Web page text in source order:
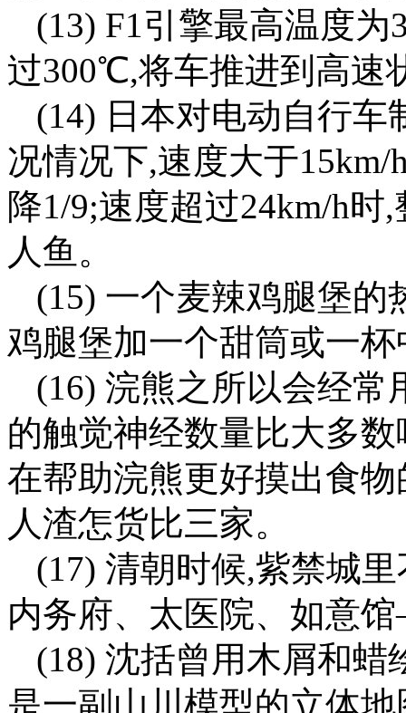
(13) F1引擎最高温度
过300℃,将车推进到高
(14) 日本对电动自行车
况情况下,速度大于
降1/9;速度超过24km/h
人鱼。
(15) 一个麦辣鸡腿堡
鸡腿堡加一个甜筒或一
(16) 浣熊之所以会经
的触觉神经数量比大多
在帮助浣熊更好摸出食
人渣怎货比三家。
(17) 清朝时候,紫禁城
内务府、太医院、如意
(18) 沈括曾用木屑和蜡
是一副山川模型的立体